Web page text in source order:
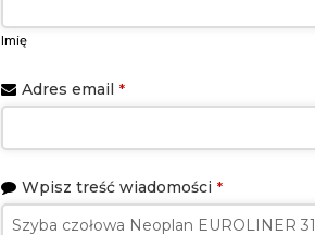
Imię
Adres email *
Wpisz treść wiadomości *